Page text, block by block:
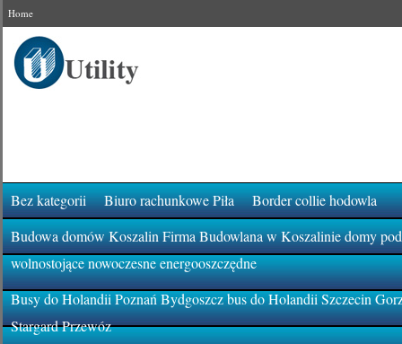
Home
Bez kategorii Biuro rachunkowe Piła
Border collie hodowla
Budowa domów Koszalin Firma Budowlana w Koszalinie domy
wolnostojące nowoczesne energooszczędne
Busy do Holandii Poznań Bydgoszcz bus do Holandii Szczecin
Stargard Przewóz